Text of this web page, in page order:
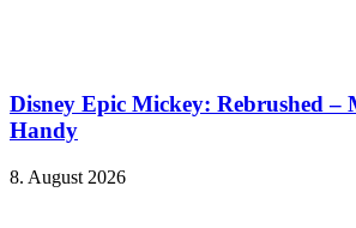
Disney Epic Mickey: Rebrushed –
Handy
8. August 2026